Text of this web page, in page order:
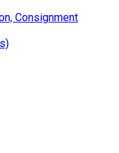
Consignment